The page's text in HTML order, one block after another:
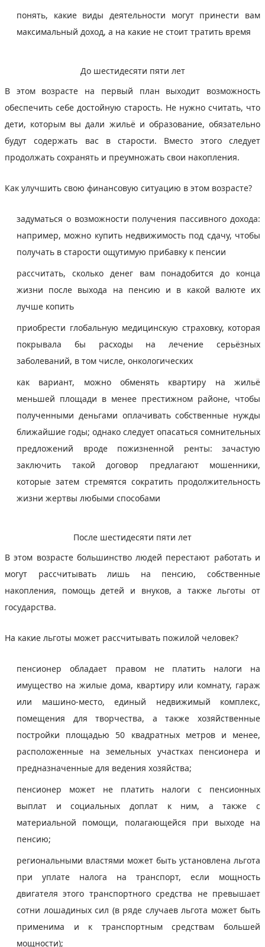
понять, какие виды деятельности могут принести вам
максимальный доход, а на какие не стоит тратить время
До шестидесяти пяти лет
В этом возрасте на первый план выходит возможность
обеспечить себе достойную старость. Не нужно считать, что
дети, которым вы дали жильё и образование, обязательно
будут содержать вас в старости. Вместо этого следует
продолжать сохранять и преумножать свои накопления.
Как улучшить свою финансовую ситуацию в этом возрасте?
задуматься о возможности получения пассивного дохода:
например, можно купить недвижимость под сдачу, чтобы
получать в старости ощутимую прибавку к пенсии
рассчитать, сколько денег вам понадобится до конца
жизни после выхода на пенсию и в какой валюте их
лучше копить
приобрести глобальную медицинскую страховку, которая
покрывала бы расходы на лечение серьёзных
заболеваний, в том числе, онкологических
как вариант, можно обменять квартиру на жильё
меньшей площади в менее престижном районе, чтобы
полученными деньгами оплачивать собственные нужды
ближайшие годы; однако следует опасаться сомнительных
предложений вроде пожизненной ренты: зачастую
заключить такой договор предлагают мошенники,
которые затем стремятся сократить продолжительность
жизни жертвы любыми способами
После шестидесяти пяти лет
В этом возрасте большинство людей перестают работать и
могут рассчитывать лишь на пенсию, собственные
накопления, помощь детей и внуков, а также льготы от
государства.
На какие льготы может рассчитывать пожилой человек?
пенсионер обладает правом не платить налоги на
имущество на жилые дома, квартиру или комнату, гараж
или машино-место, единый недвижимый комплекс,
помещения для творчества, а также хозяйственные
постройки площадью 50 квадратных метров и менее,
расположенные на земельных участках пенсионера и
предназначенные для ведения хозяйства;
пенсионер может не платить налоги с пенсионных
выплат и социальных доплат к ним, а также с
материальной помощи, полагающейся при выходе на
пенсию;
региональными властями может быть установлена льгота
при уплате налога на транспорт, если мощность
двигателя этого транспортного средства не превышает
сотни лошадиных сил (в ряде случаев льгота может быть
применима и к транспортным средствам большей
мощности);